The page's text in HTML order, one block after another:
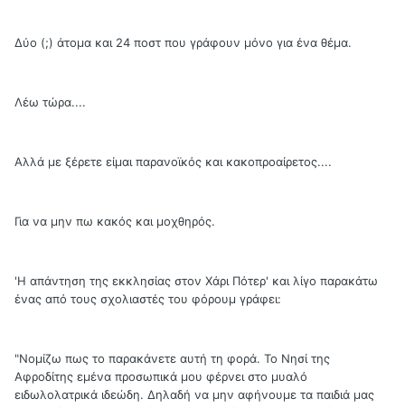
Δύο (;) άτομα και 24 ποστ που γράφουν μόνο για ένα θέμα.
Λέω τώρα....
Αλλά με ξέρετε είμαι παρανοϊκός και κακοπροαίρετος....
Για να μην πω κακός και μοχθηρός.
'Η απάντηση της εκκλησίας στον Χάρι Πότερ' και λίγο παρακάτω
ένας από τους σχολιαστές του φόρουμ γράφει:
"Νομίζω πως το παρακάνετε αυτή τη φορά. Το Νησί της
Αφροδίτης εμένα προσωπικά μου φέρνει στο μυαλό
ειδωλολατρικά ιδεώδη. Δηλαδή να μην αφήνουμε τα παιδιά μας